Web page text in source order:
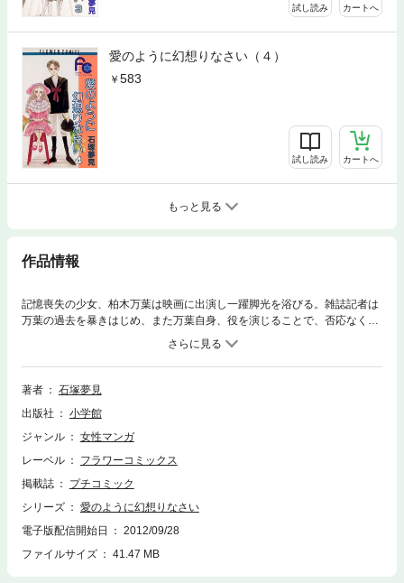
試し読み カートへ
愛のように幻想りなさい（４）
583
試し読み カートへ
もっと見る
作品情報
記憶喪失の少女、柏木万葉は映画に出演し一躍脚光を浴びる。雑誌記者は
万葉の過去を暴きはじめ、また万葉自身、役を演じることで、否応なく失
われた自分を発見していくが！？待望の第2巻！！
著者
石塚夢見
出版社
小学館
ジャンル
女性マンガ
レーベル
フラワーコミックス
掲載誌
プチコミック
シリーズ
愛のように幻想りなさい
電子版配信開始日
2012/09/28
ファイルサイズ
41.47 MB